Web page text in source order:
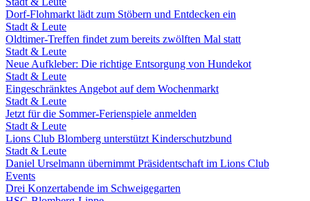
Dorf-Flohmarkt lädt zum Stöbern und Entdecken ein
Stadt & Leute
Oldtimer-Treffen findet zum bereits zwölften Mal statt
Stadt & Leute
Neue Aufkleber: Die richtige Entsorgung von Hundekot
Stadt & Leute
Eingeschränktes Angebot auf dem Wochenmarkt
Stadt & Leute
Jetzt für die Sommer-Ferienspiele anmelden
Stadt & Leute
Lions Club Blomberg unterstützt Kinderschutzbund
Stadt & Leute
Daniel Urselmann übernimmt Präsidentschaft im Lions Club
Events
Drei Konzertabende im Schweigegarten